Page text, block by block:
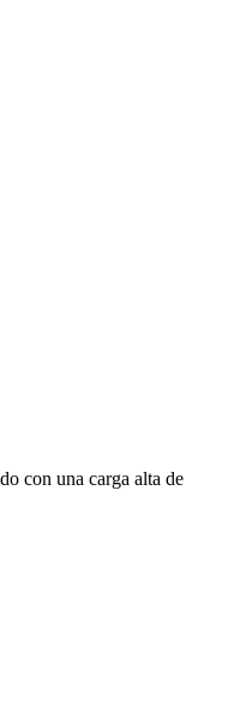
con una carga alta de